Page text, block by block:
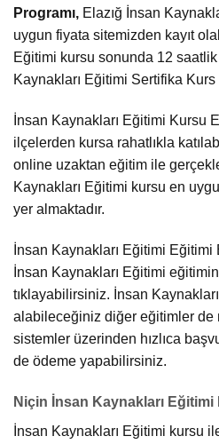
Programı, Elazığ İnsan
uygun fiyata sitemizden kayıt
Eğitimi kursu sonunda 12 saatlik
Kaynakları Eğitimi Sertifika Kurs
İnsan Kaynakları Eğitimi Kursu
ilçelerden kursa rahatlıkla
online uzaktan eğitim ile
Kaynakları Eğitimi kursu en
yer almaktadır.
İnsan Kaynakları Eğitimi Eğitimi
İnsan Kaynakları Eğitimi
tıklayabilirsiniz. İnsan
alabileceğiniz diğer eğitimler de
sistemler üzerinden hızlıca
de ödeme yapabilirsiniz.
Niçin İnsan Kaynakları Eğitimi
İnsan Kaynakları Eğitimi kursu